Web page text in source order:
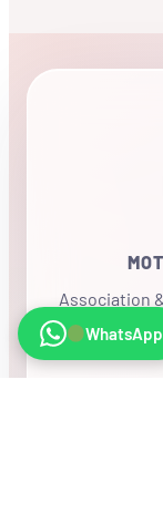
Association
général,WhatsApp